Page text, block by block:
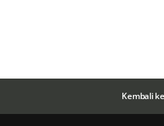
Kembali